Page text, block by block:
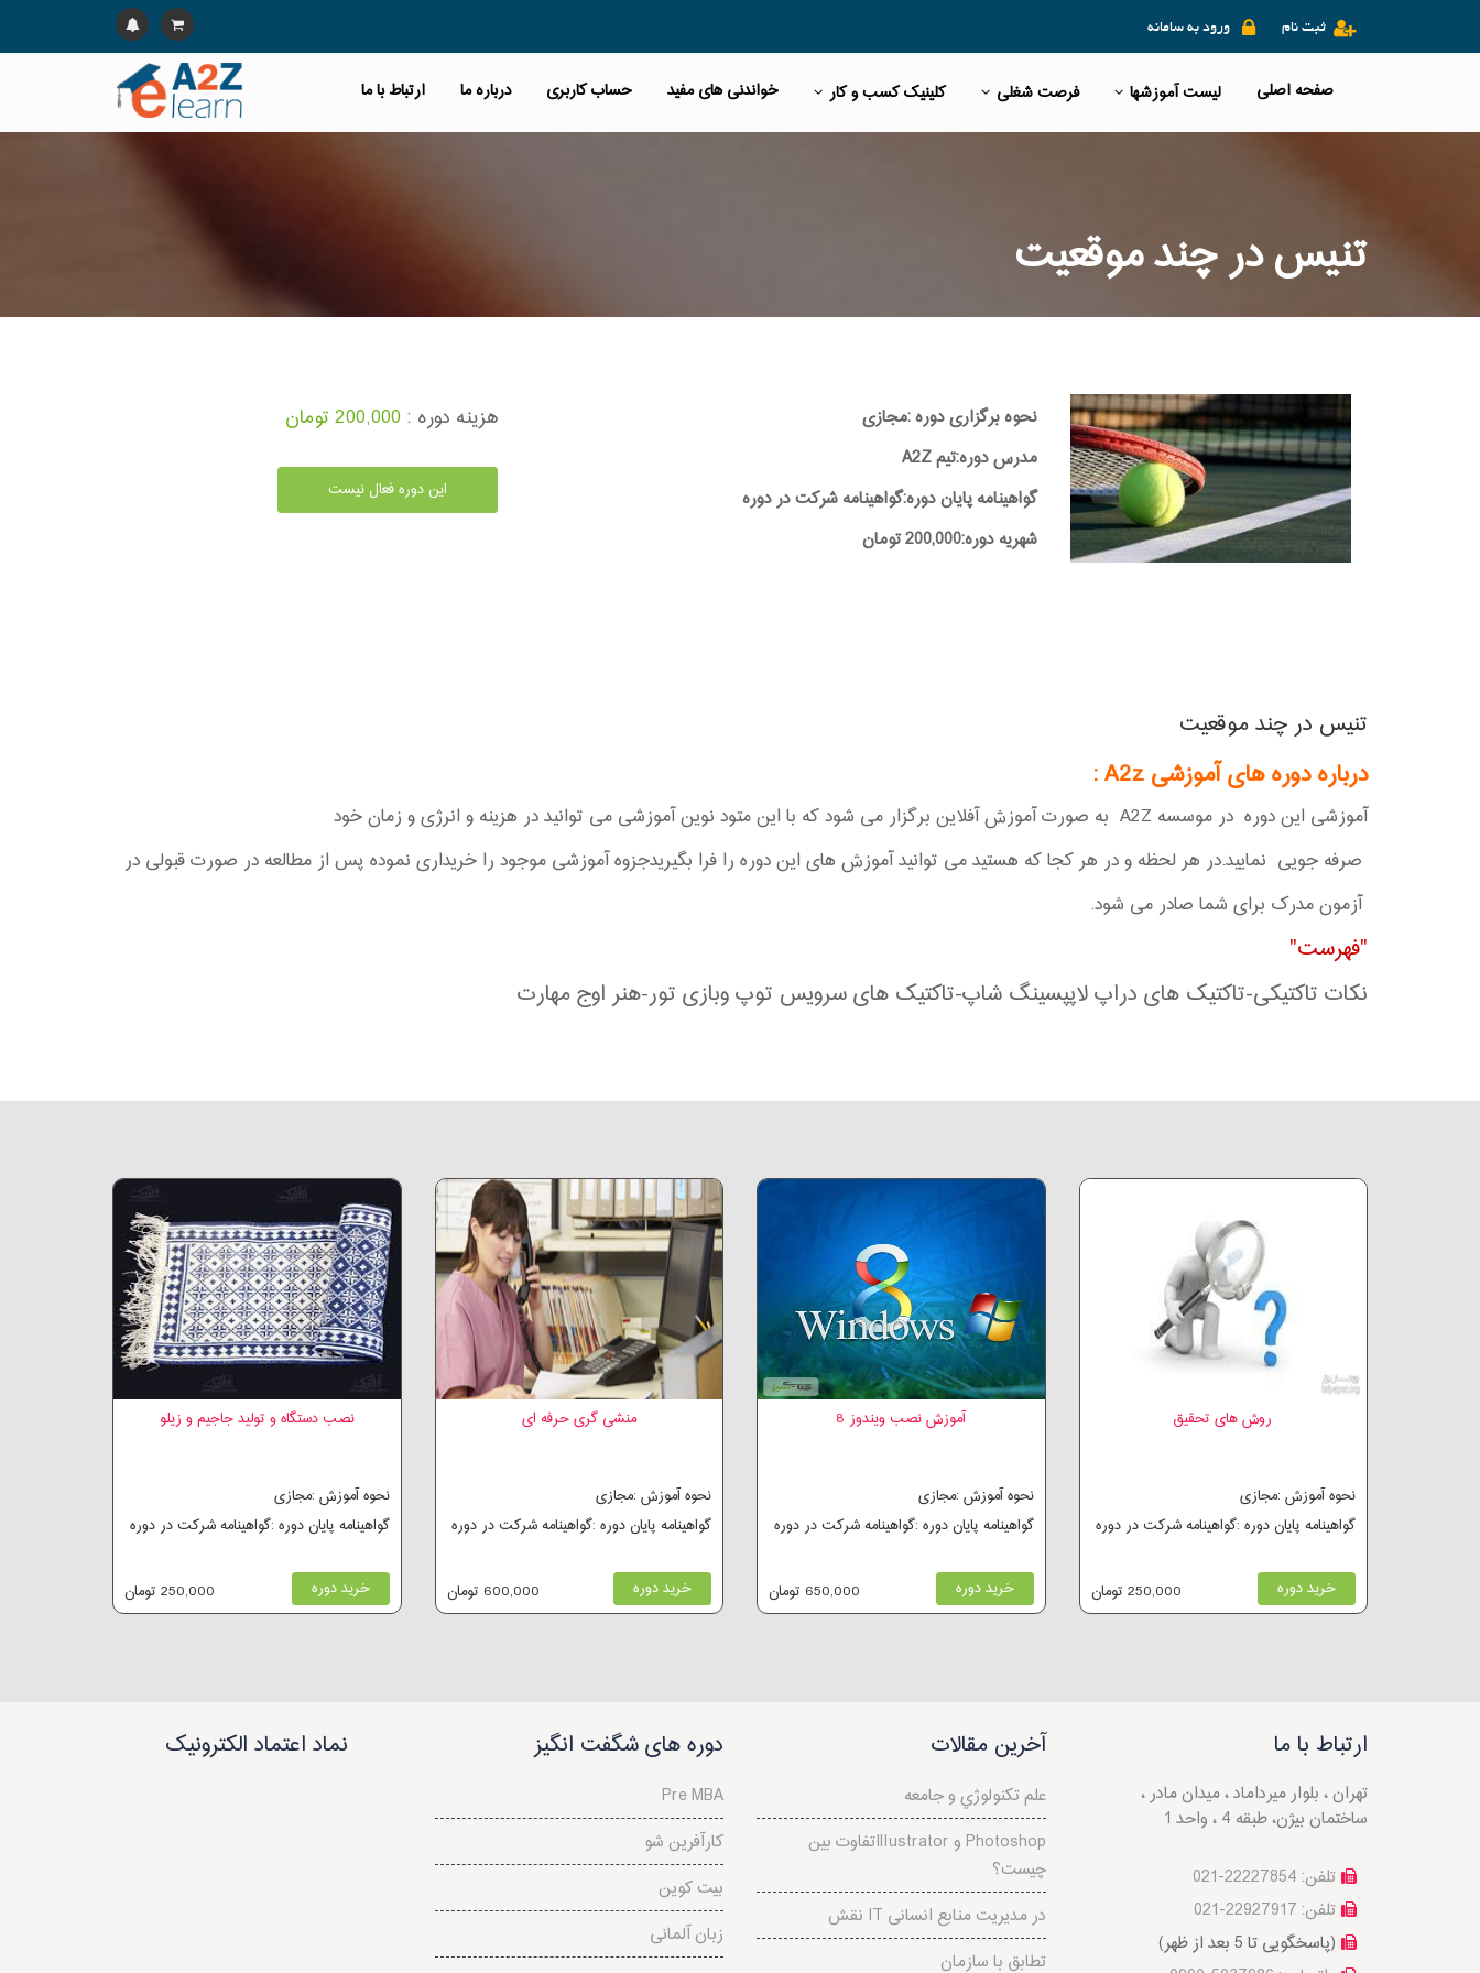
ورود به سامانه ثبت نام
صفحه اصلی لیست آموزشها فرصت شغلی کلینیک کسب و کار خواندنی های مفید حساب کاربری درباره ما ارتباط با ما
تنیس در چند موقعیت
نحوه برگزاری دوره :مجازی
مدرس دوره:تیم A2Z
گواهینامه پایان دوره:گواهینامه شرکت در دوره
شهریه دوره:200,000 تومان
هزینه دوره : 200,000 تومان
این دوره فعال نیست
تنیس در چند موقعیت
درباره دوره های آموزشی A2z :
آموزشی این دوره در موسسه A2Z به صورت آموزش آفلاین برگزار می شود که با این متود نوین آموزشی می توانید در هزینه و انرژی و زمان خود
صرفه جویی نمایید.در هر لحظه و در هر کجا که هستید می توانید آموزش های این دوره را فرا بگیریدجزوه آموزشی موجود را خریداری نموده پس از مطالعه در صورت قبولی در
آزمون مدرک برای شما صادر می شود.
"فهرست"
نکات تاکتیکی-تاکتیک های دراپ لاپپسینگ شاپ-تاکتیک های سرویس توپ وبازی تور-هنر اوج مهارت
نصب دستگاه و تولید جاجیم و زیلو
نحوه آموزش :مجازی
گواهینامه پایان دوره :گواهینامه شرکت در دوره
خرید دوره 250,000 تومان
منشی گری حرفه ای
نحوه آموزش :مجازی
گواهینامه پایان دوره :گواهینامه شرکت در دوره
خرید دوره 600,000 تومان
آموزش نصب ویندوز 8
نحوه آموزش :مجازی
گواهینامه پایان دوره :گواهینامه شرکت در دوره
خرید دوره 650,000 تومان
روش های تحقیق
نحوه آموزش :مجازی
گواهینامه پایان دوره :گواهینامه شرکت در دوره
خرید دوره 250,000 تومان
ارتباط با ما
تهران ، بلوار میرداماد ، میدان مادر ،
ساختمان بیژن، طبقه 4 ، واحد 1
تلفن: 22227854-021
تلفن: 22927917-021
(پاسخگویی تا 5 بعد از ظهر)
آخرین مقالات
علم تكنولوژي و جامعه
تفاوت بینIllustrator و Photoshop
چیست؟
نقش IT در مدیریت منابع انسانی
تطابق با سازمان
دوره های شگفت انگیز
Pre MBA
کارآفرین شو
بیت کوین
زبان آلمانی
نماد اعتماد الکترونیک